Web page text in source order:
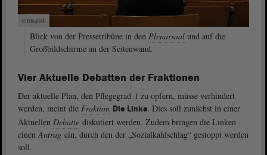
© ltlsa/stb
Blick von der Pressetribüne in den Plenarsaal und auf die
Großbildschirme an der Seitenwand.
Vier Aktuelle Debatten der Fraktionen
Der aktuelle Plan, den Pflegegrad 1 zu opfern, müsse verhindert
werden, meint die Fraktion Die Linke. Dies soll zunächst in einer
Aktuellen Debatte diskutiert werden. Zudem bringen die Linken
einen Antrag ein, durch den der „Sozialkahlschlag“ gestoppt werden
soll.